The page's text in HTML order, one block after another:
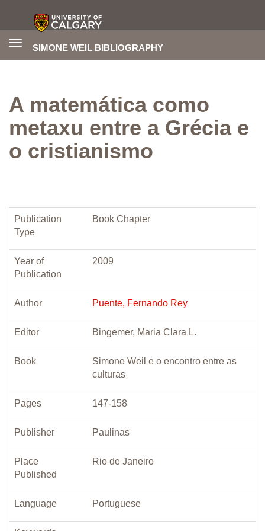
SIMONE WEIL BIBLIOGRAPHY
Toggle
A matemática como
metaxu entre a Grécia e
o cristianismo
Publication
Type
Book Chapter
Year of
Publication
2009
Author Puente, Fernando Rey
Editor Bingemer, Maria Clara L.
Book
Simone Weil e o encontro entre as
culturas
Pages 147-158
Publisher Paulinas
Place
Published
Rio de Janeiro
Language Portuguese